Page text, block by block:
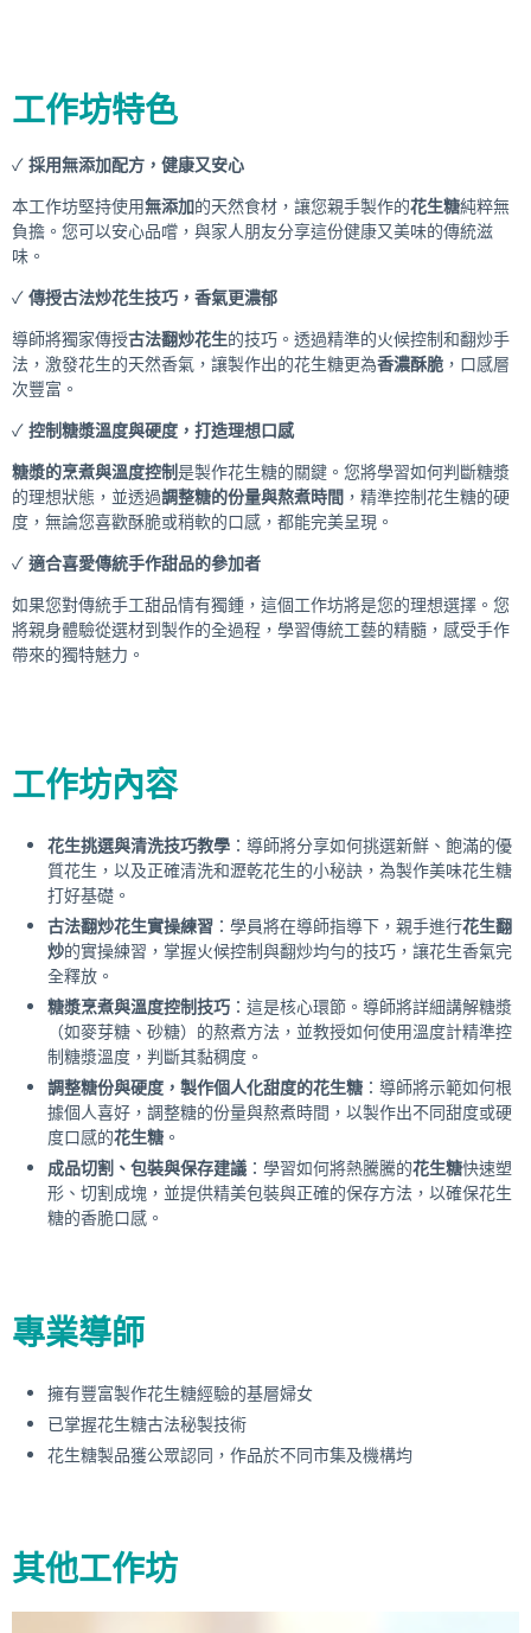
工作坊特色
✓ 採用無添加配方，健康又安心
本工作坊堅持使用無添加的天然食材，讓您親手製作的花生糖純粹無
負擔。您可以安心品嚐，與家人朋友分享這份健康又美味的傳統滋
味。
✓ 傳授古法炒花生技巧，香氣更濃郁
導師將獨家傳授古法翻炒花生的技巧。透過精準的火候控制和翻炒手
法，激發花生的天然香氣，讓製作出的花生糖更為香濃酥脆 ，口感層
次豐富。
✓ 控制糖漿溫度與硬度，打造理想口感
糖漿的烹煮與溫度控制是製作花生糖的關鍵。您將學習如何判斷糖漿
的理想狀態，並透過調整糖的份量與熬煮時間 ，精準控制花生糖的硬
度，無論您喜歡酥脆或稍軟的口感，都能完美呈現。
✓ 適合喜愛傳統手作甜品的參加者
如果您對傳統手工甜品情有獨鍾，這個工作坊將是您的理想選擇。您
將親身體驗從選材到製作的全過程，學習傳統工藝的精髓，感受手作
帶來的獨特魅力。
工作坊內容
花生挑選與清洗技巧教學 ：導師將分享如何挑選新鮮、飽滿的優
質花生，以及正確清洗和瀝乾花生的小秘訣，為製作美味花生糖
打好基礎。
古法翻炒花生實操練習 ：學員將在導師指導下，親手進行花生翻
炒的實操練習，掌握火候控制與翻炒均勻的技巧，讓花生香氣完
全釋放。
糖漿烹煮與溫度控制技巧 ：這是核心環節。導師將詳細講解糖漿
（如麥芽糖、砂糖）的熬煮方法，並教授如何使用溫度計精準控
制糖漿溫度，判斷其黏稠度。
調整糖份與硬度，製作個人化甜度的花生糖 ：導師將示範如何根
據個人喜好，調整糖的份量與熬煮時間，以製作出不同甜度或硬
度口感的花生糖 。
成品切割、包裝與保存建議 ：學習如何將熱騰騰的花生糖快速塑
形、切割成塊，並提供精美包裝與正確的保存方法，以確保花生
糖的香脆口感。
專業導師
擁有豐富製作花生糖經驗的基層婦女
已掌握花生糖古法秘製技術
花生糖製品獲公眾認同，作品於不同市集及機構均
其他工作坊